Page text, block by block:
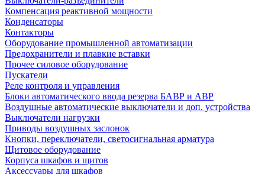
Компенсация реактивной мощности
Конденсаторы
Контакторы
Оборудование промышленной автоматизации
Предохранители и плавкие вставки
Прочее силовое оборудование
Пускатели
Реле контроля и управления
Блоки автоматического ввода резерва БАВР и АВР
Воздушные автоматические выключатели и доп. устройства
Выключатели нагрузки
Приводы воздушных заслонок
Кнопки, переключатели, светосигнальная арматура
Щитовое оборудование
Корпуса шкафов и щитов
Аксессуары для шкафов